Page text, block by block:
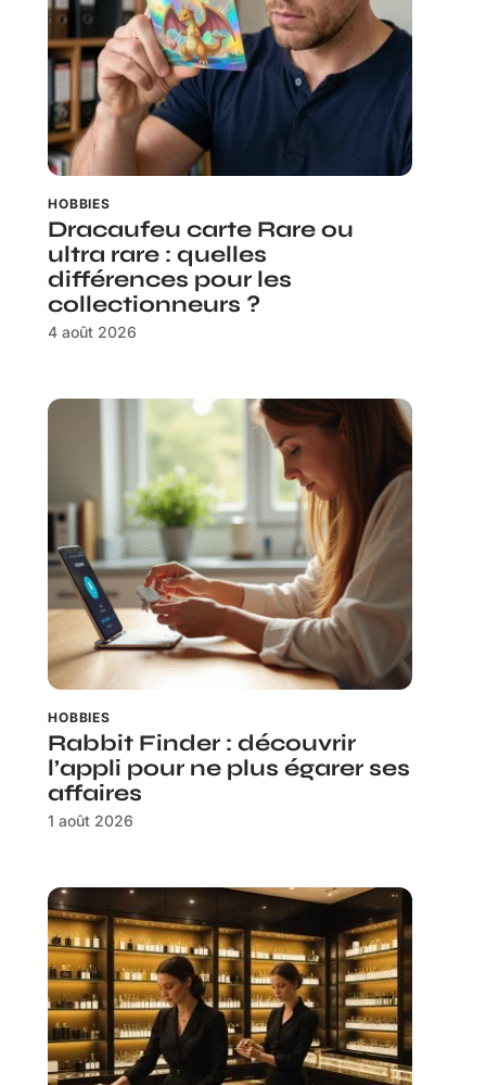
HOBBIES
Dracaufeu carte Rare ou
ultra rare : quelles
différences pour les
collectionneurs ?
4 août 2026
HOBBIES
Rabbit Finder : découvrir
l’appli pour ne plus égarer ses
affaires
1 août 2026